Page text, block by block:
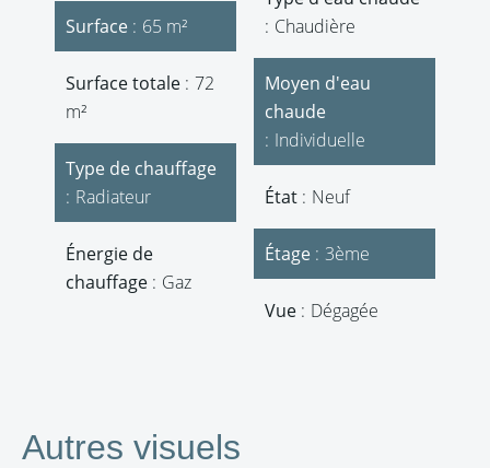
Surface 65 m²
Surface totale 72
m²
Type de chauffage
Radiateur
Énergie de
chauffage
Gaz
Chaudière
Moyen d'eau
chaude
Individuelle
État Neuf
Étage 3ème
Vue Dégagée
Autres visuels